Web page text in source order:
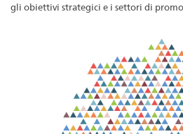
gli obiettivi strategici e i settori di